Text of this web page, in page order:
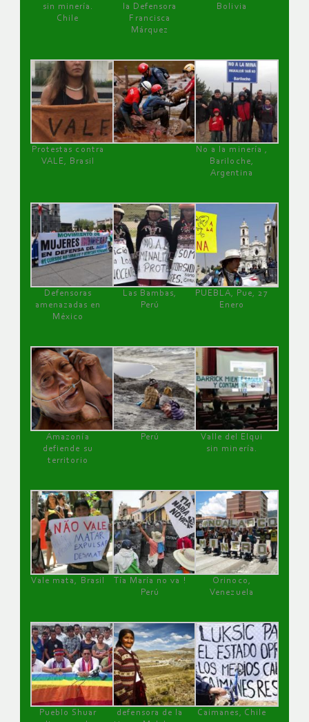
sin minería.
Chile
la Defensora
Francisca
Márquez
Bolivia
Protestas contra
VALE, Brasil
No a la minería ,
Bariloche,
Argentina
Defensoras
amenazadas en
México
Las Bambas,
Perú
PUEBLA, Pue, 27
Enero
Amazonía
defiende su
territorio
Perú
Valle del Elqui
sin minería.
Vale mata, Brasil
Tía María no va !
Perú
Orinoco,
Venezuela
Pueblo Shuar
defensora de la
Caimanes, Chile